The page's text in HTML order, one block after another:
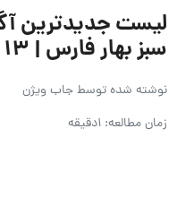
لیست جدیدترین
سبز بهار فارس | ۱۳ خرداد ۱۴۰۵
نوشته شده توسطجاب ویژن
زمان مطالعه: 1دقیقه